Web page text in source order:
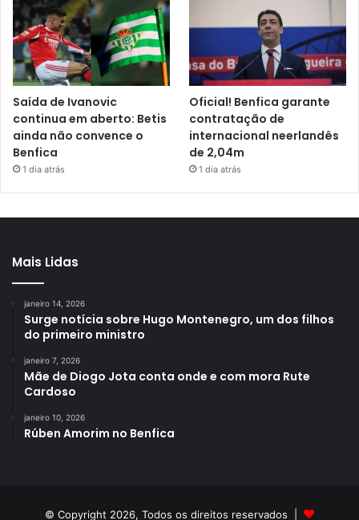
Saída de Ivanovic
continua em aberto: Betis
ainda não convence o
Benfica
1 dia atrás
Oficial! Benfica garante
contratação de
internacional neerlandês
de 2,04m
1 dia atrás
Mais Lidas
janeiro 14, 2026
Surge notícia sobre Hugo Montenegro, um dos filhos
do primeiro ministro
janeiro 7, 2026
Mãe de Diogo Jota conta onde e com mora Rute
Cardoso
janeiro 10, 2026
Rúben Amorim no Benfica
© Copyright 2026, Todos os direitos reservados |